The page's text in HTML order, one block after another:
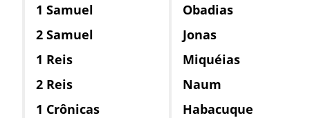
1 Samuel
2 Samuel
1 Reis
2 Reis
1 Crônicas
Obadias
Jonas
Miquéias
Naum
Habacuque